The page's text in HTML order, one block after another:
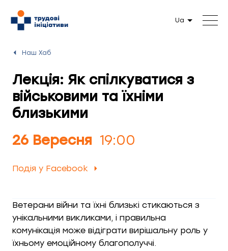
Ua
Наш Хаб
Лекція: Як спілкуватися з
військовими та їхніми
близькими
26 Вересня 19:00
Подія у Facebook
Ветерани війни та їхні близькі стикаються з
унікальними викликами, і правильна
комунікація може відіграти вирішальну роль у
їхньому емоційному благополуччі.